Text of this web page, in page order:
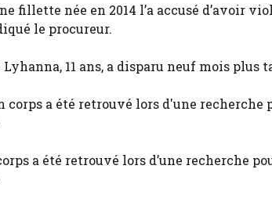
fillette née en 2014 l’a accusé d’avoir
le procureur.
11 ans, a disparu neuf mois plus
a été retrouvé lors d’une recherche